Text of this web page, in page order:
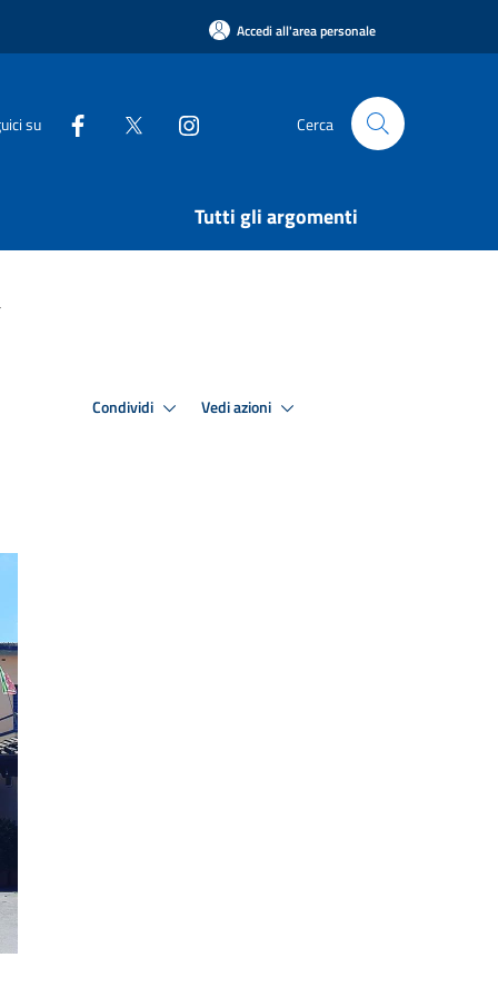
Accedi all'area personale
su Cerca
Tutti gli argomenti
Condividi Vedi azioni